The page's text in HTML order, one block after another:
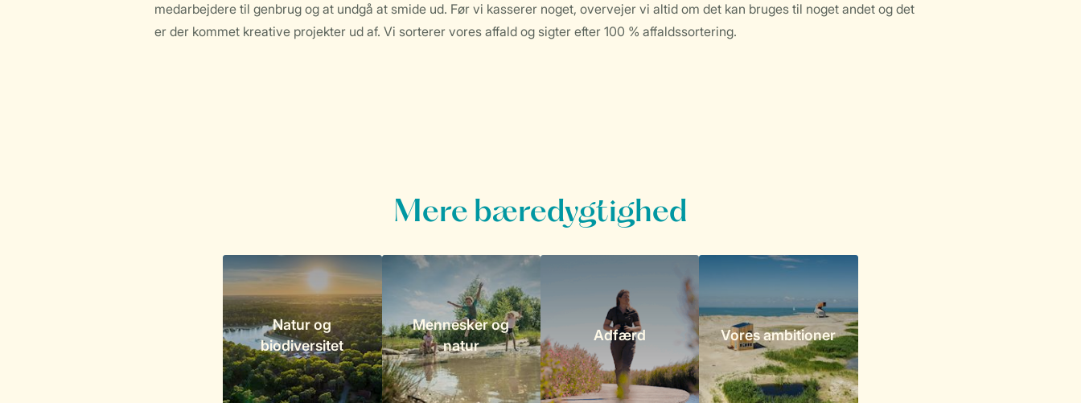
medarbejdere til genbrug og at undgå at smide ud. Før vi kasserer noget, overvejer vi altid om det kan bruges til noget andet og det
er der kommet kreative projekter ud af. Vi sorterer vores affald og sigter efter 100 % affaldssortering.
Mere bæredygtighed
Natur og
biodiversitet
Mennesker og
natur
Adfærd Vores ambitioner